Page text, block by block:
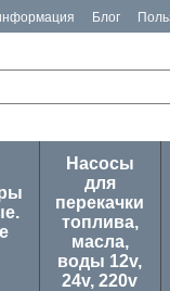
Блог
Насосы
для
перекачки
топлива,
масла,
воды 12v,
24v, 220v